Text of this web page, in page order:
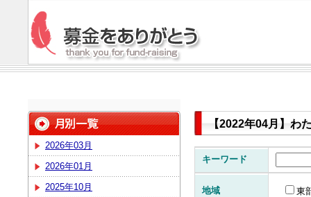
2026年03月
2026年01月
2025年10月
【2022年04月】わ
キーワード
地域 東